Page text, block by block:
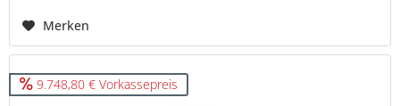
Merken
9.748,80 € Vorkassepreis